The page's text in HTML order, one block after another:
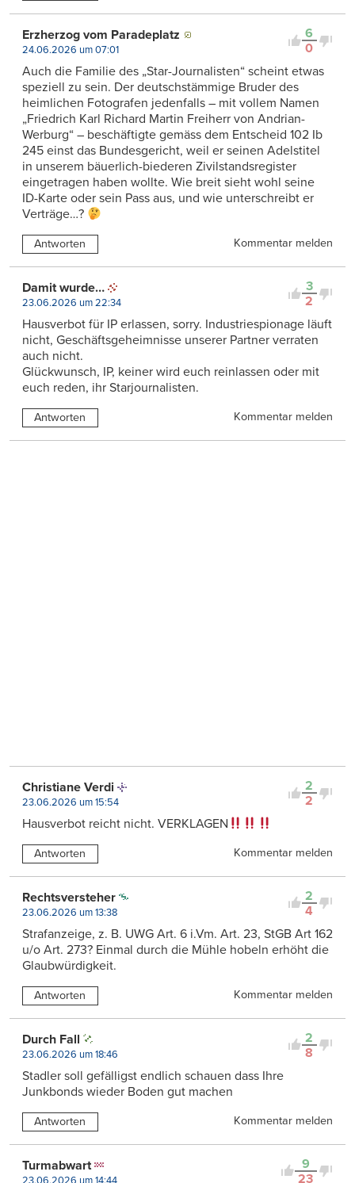
6
0
Erzherzog vom Paradeplatz
24.06.2026 um 07:01
Auch die Familie des „Star-Journalisten“ scheint etwas
speziell zu sein. Der deutschstämmige Bruder des
heimlichen Fotografen jedenfalls – mit vollem Namen
„Friedrich Karl Richard Martin Freiherr von Andrian-
Werburg“ – beschäftigte gemäss dem Entscheid 102 Ib
245 einst das Bundesgericht, weil er seinen Adelstitel
in unserem bäuerlich-biederen Zivilstandsregister
eingetragen haben wollte. Wie breit sieht wohl seine
ID-Karte oder sein Pass aus, und wie unterschreibt er
Verträge…?
Antworten Kommentar melden
3
2
Damit wurde…
23.06.2026 um 22:34
Hausverbot für IP erlassen, sorry. Industriespionage läuft
nicht, Geschäftsgeheimnisse unserer Partner verraten
auch nicht.
Glückwunsch, IP, keiner wird euch reinlassen oder mit
euch reden, ihr Starjournalisten.
Antworten Kommentar melden
2
2
Christiane Verdi
23.06.2026 um 15:54
Hausverbot reicht nicht. VERKLAGEN
Antworten Kommentar melden
2
4
Rechtsversteher
23.06.2026 um 13:38
Strafanzeige, z. B. UWG Art. 6 i.Vm. Art. 23, StGB Art 162
u/o Art. 273? Einmal durch die Mühle hobeln erhöht die
Glaubwürdigkeit.
Antworten Kommentar melden
2
8
Durch Fall
23.06.2026 um 18:46
Stadler soll gefälligst endlich schauen dass Ihre
Junkbonds wieder Boden gut machen
Antworten Kommentar melden
9
23
Turmabwart
23.06.2026 um 14:44